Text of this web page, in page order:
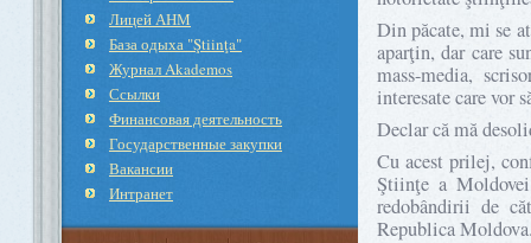
Лицей АНМ
База одыха "Ştiinţa"
Журнал Akademos
Ссылки
Финансовая деятельность
Государственные закупки
Вакансии
Интранет
Din păcate, mi se
aparţin, dar care
mass-media,
interesate care vor
Declar că mă
Cu acest prilej,
Ştiinţe a
redobândirii de
Republica